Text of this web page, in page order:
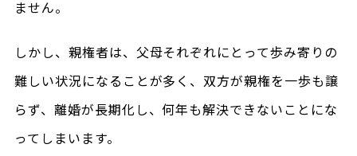
ません。
しかし、親権者は、父母それぞれにとって歩み寄りの
難しい状況になることが多く、双方が親権を一歩も譲
らず、離婚が長期化し、何年も解決できないことにな
ってしまいます。